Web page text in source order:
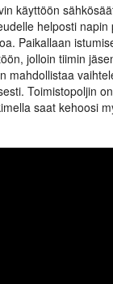
käyttöön
helposti
Paikallaan
jolloin tiimin
mahdollistaa
Toimistopoljin
saat kehoosi